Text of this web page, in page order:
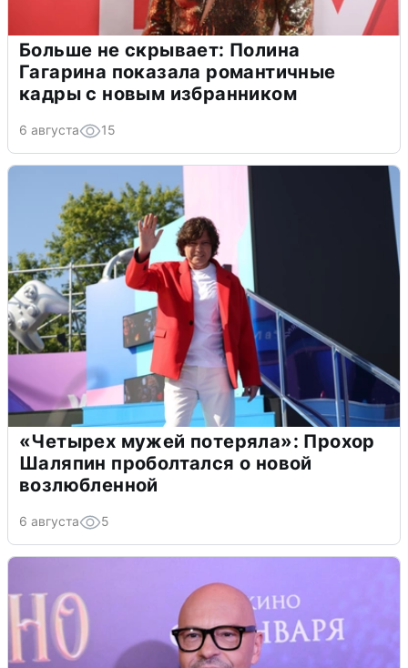
Больше не скрывает: Полина
Гагарина показала романтичные
кадры с новым избранником
6 августа 15
«Четырех мужей потеряла»: Прохор
Шаляпин проболтался о новой
возлюбленной
6 августа 5